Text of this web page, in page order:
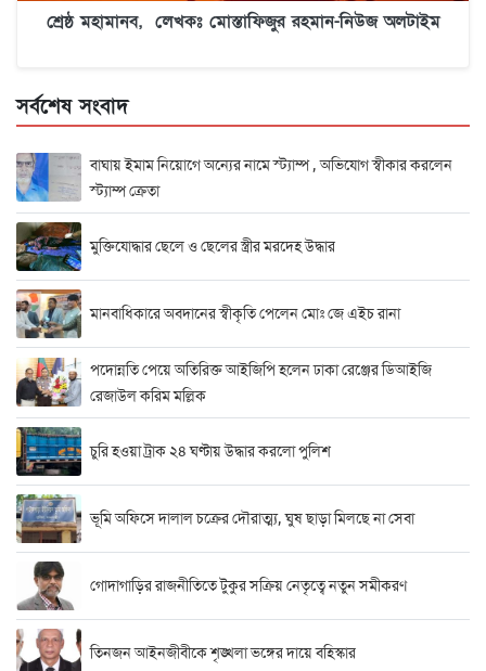
শ্রেষ্ঠ মহামানব, লেখকঃ মোস্তাফিজুর রহমান-নিউজ অলটাইম
সর্বশেষ সংবাদ
বাঘায় ইমাম নিয়োগে অন্যের নামে স্ট্যাম্প , অভিযোগ স্বীকার করলেন
স্ট্যাম্প ক্রেতা
মুক্তিযোদ্ধার ছেলে ও ছেলের স্ত্রীর মরদেহ উদ্ধার
মানবাধিকারে অবদানের স্বীকৃতি পেলেন মোঃ জে এইচ রানা
পদোন্নতি পেয়ে অতিরিক্ত আইজিপি হলেন ঢাকা রেঞ্জের ডিআইজি
রেজাউল করিম মল্লিক
চুরি হওয়া ট্রাক ২৪ ঘণ্টায় উদ্ধার করলো পুলিশ
ভূমি অফিসে দালাল চক্রের দৌরাত্ম্য, ঘুষ ছাড়া মিলছে না সেবা
গোদাগাড়ির রাজনীতিতে টুকুর সক্রিয় নেতৃত্বে নতুন সমীকরণ
তিনজন আইনজীবীকে শৃঙ্খলা ভঙ্গের দায়ে বহিস্কার